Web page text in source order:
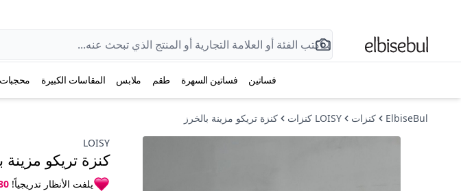
فساتين فساتين السهرة طقم ملابس المقاسات الكبيرة محجبات
ElbiseBul كنزات LOISY كنزات
كنزة تريكو مزينة بالخرز
LOISY
كنزة تريكو مزينة
يلفت الأنظار تدريجياً!